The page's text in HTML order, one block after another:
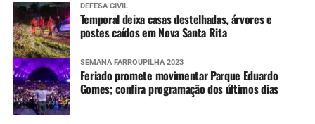
DEFESA CIVIL
Temporal deixa casas destelhadas, árvores e
postes caídos em Nova Santa Rita
SEMANA FARROUPILHA 2023
Feriado promete movimentar Parque Eduardo
Gomes; confira programação dos últimos dias